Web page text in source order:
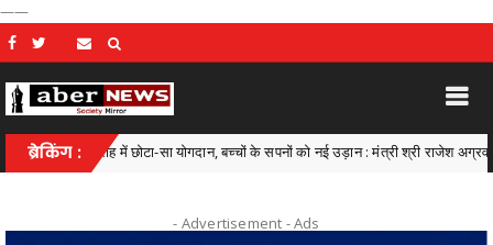
——
ब्रेकिंग :
की राह में छोटा-सा योगदान, बच्चों के सपनों को नई उड़ान : मंत्री श्री राजेश अग्रवाल
- Advertisement -Ads